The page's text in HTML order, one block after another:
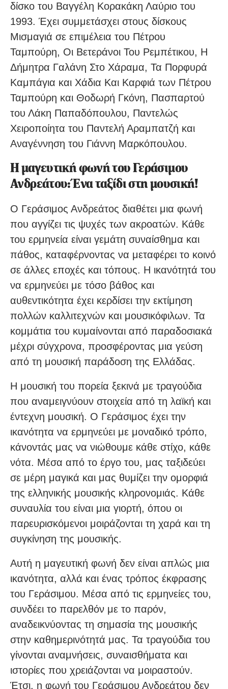
δίσκο του Βαγγέλη Κορακάκη Λαύριο του
1993. Έχει συμμετάσχει στους δίσκους
Μισμαγιά σε επιμέλεια του Πέτρου
Ταμπούρη, Οι Βετεράνοι Του Ρεμπέτικου, Η
Δήμητρα Γαλάνη Στο Χάραμα, Τα Πορφυρά
Καμπάγια και Χάδια Και Καρφιά των Πέτρου
Ταμπούρη και Θοδωρή Γκόνη, Πασπαρτού
του Λάκη Παπαδόπουλου, Παντελώς
Χειροποίητα του Παντελή Αραμπατζή και
Αναγέννηση του Γιάννη Μαρκόπουλου.
Η μαγευτική φωνή του Γεράσιμου
Ανδρεάτου: Ένα ταξίδι στη μουσική!
Ο Γεράσιμος Ανδρεάτος διαθέτει μια φωνή
που αγγίζει τις ψυχές των ακροατών. Κάθε
του ερμηνεία είναι γεμάτη συναίσθημα και
πάθος, καταφέρνοντας να μεταφέρει το κοινό
σε άλλες εποχές και τόπους. Η ικανότητά του
να ερμηνεύει με τόσο βάθος και
αυθεντικότητα έχει κερδίσει την εκτίμηση
πολλών καλλιτεχνών και μουσικόφιλων. Τα
κομμάτια του κυμαίνονται από παραδοσιακά
μέχρι σύγχρονα, προσφέροντας μια γεύση
από τη μουσική παράδοση της Ελλάδας.
Η μουσική του πορεία ξεκινά με τραγούδια
που αναμειγνύουν στοιχεία από τη λαϊκή και
έντεχνη μουσική. Ο Γεράσιμος έχει την
ικανότητα να ερμηνεύει με μοναδικό τρόπο,
κάνοντάς μας να νιώθουμε κάθε στίχο, κάθε
νότα. Μέσα από το έργο του, μας ταξιδεύει
σε μέρη μαγικά και μας θυμίζει την ομορφιά
της ελληνικής μουσικής κληρονομιάς. Κάθε
συναυλία του είναι μια γιορτή, όπου οι
παρευρισκόμενοι μοιράζονται τη χαρά και τη
συγκίνηση της μουσικής.
Αυτή η μαγευτική φωνή δεν είναι απλώς μια
ικανότητα, αλλά και ένας τρόπος έκφρασης
του Γεράσιμου. Μέσα από τις ερμηνείες του,
συνδέει το παρελθόν με το παρόν,
αναδεικνύοντας τη σημασία της μουσικής
στην καθημερινότητά μας. Τα τραγούδια του
γίνονται αναμνήσεις, συναισθήματα και
ιστορίες που χρειάζονται να μοιραστούν.
Έτσι, η φωνή του Γεράσιμου Ανδρεάτου δεν